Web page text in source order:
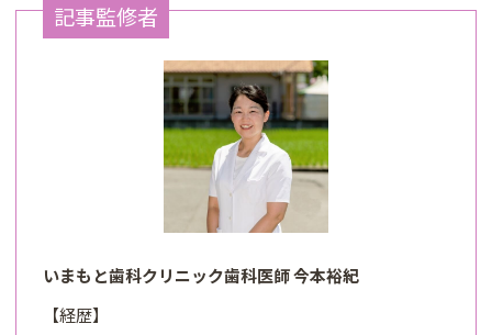
記事監修者
いまもと歯科クリニック歯科医師 今本裕紀
【経歴】